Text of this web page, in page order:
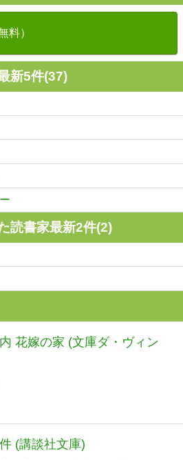
料）
新5件(37)
読書家最新2件(2)
花嫁の家 (文庫ダ・ヴィン
(講談社文庫)